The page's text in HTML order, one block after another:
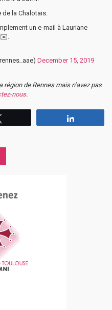
de la Chalotais.
un e-mail à Lauriane
✉️.
December 15, 2019
de Rennes mais n’avez pas
nous.